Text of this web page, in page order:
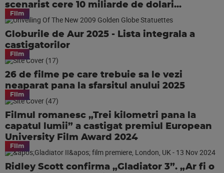
scenarist cere 10 miliarde de dolari...
Film
Globurile de Aur 2025 - Lista integrala a
castigatorilor
Film
26 de filme pe care trebuie sa le vezi
neaparat pana la sfarsitul anului 2025
Film
Filmul romanesc „Trei kilometri pana la
capatul lumii” a castigat premiul European
University Film Award 2024
Film
Ridley Scott confirma „Gladiator 3”. „Ar fi o